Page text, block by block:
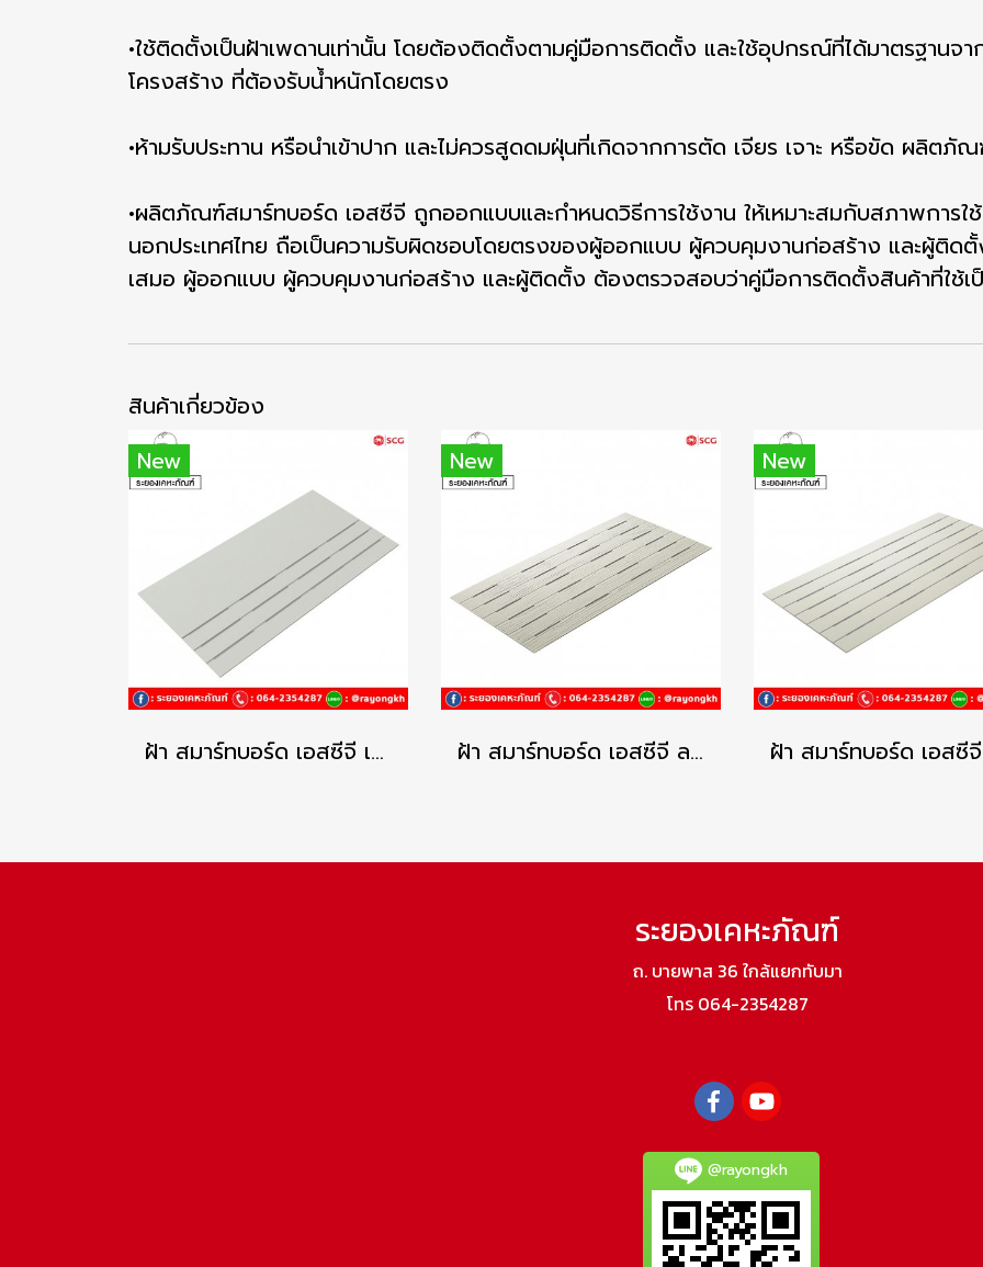
•ใช้ติดตั้งเป็นฝ้าเพดานเท่านั้น โดยต้องติดตั้งตามคู่มือการติดตั้ง และใช้อุปกรณ์ที่ได้มาตรฐานจา
โครงสร้าง ที่ต้องรับน้ำหนักโดยตรง
•ห้ามรับประทาน หรือนำเข้าปาก และไม่ควรสูดดมฝุ่นที่เกิดจากการตัด เจียร เจาะ หรือขัด ผลิตภั
•ผลิตภัณฑ์สมาร์ทบอร์ด เอสซีจี ถูกออกแบบและกำหนดวิธีการใช้งาน ให้เหมาะสมกับสภาพการใช้
นอกประเทศไทย ถือเป็นความรับผิดชอบโดยตรงของผู้ออกแบบ ผู้ควบคุมงานก่อสร้าง และผู้ติ
เสมอ ผู้ออกแบบ ผู้ควบคุมงานก่อสร้าง และผู้ติดตั้ง ต้องตรวจสอบว่าคู่มือการติดตั้งสินค้าที่ใช้เ
สินค้าเกี่ยวข้อง
New
ฝ้า สมาร์ทบอร์ด เอสซีจี เซาะร่องระบายอากาศ ครึ่งแผ่น – โพรเทคชั่น
New
ฝ้า สมาร์ทบอร์ด เอสซีจี ลายไม้ระบายอากาศ – โพรเทคชั่น
New
ระยองเคหะภัณฑ์
ถ. บายพาส 36 ใกล้แยกทับมา
โทร 064-2354287
@rayongkh